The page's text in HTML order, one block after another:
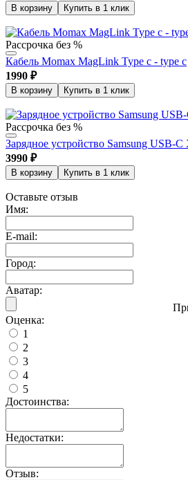
В корзину Купить в 1 клик
Рассрочка без %
Кабель Momax MagLink Type c - type c
1990 ₽
В корзину Купить в 1 клик
Рассрочка без %
Зарядное устройство Samsung USB-
3990 ₽
В корзину Купить в 1 клик
Оставьте отзыв
Имя:
E-mail:
Город:
Аватар:
Оценка:
1
2
3
4
5
Достоинства:
Недостатки:
Отзыв: